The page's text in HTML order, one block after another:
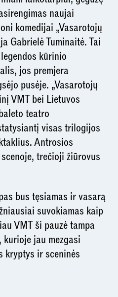
naujai
komedijai „Vasarotojų
Gabrielė Tuminaitė. Tai
kūrinio
jos premjera
pusėje. „Vasarotojų
VMT bei Lietuvos
teatro
visas trilogijos
Antrosios
trečioji žiūrovus
bus tęsiamas ir vasarą
suvokiamas kaip
VMT ši pauzė tampa
jau mezgasi
kryptys ir sceninės